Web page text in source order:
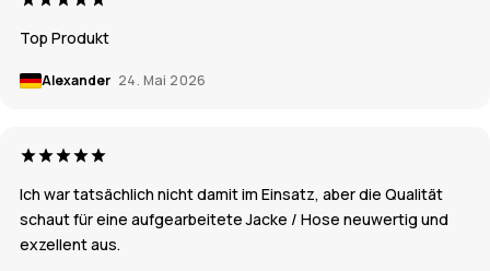
Top Produkt
Alexander 24. Mai 2026
Ich war tatsächlich nicht damit im Einsatz, aber die Qualität
schaut für eine aufgearbeitete Jacke / Hose neuwertig und
exzellent aus.